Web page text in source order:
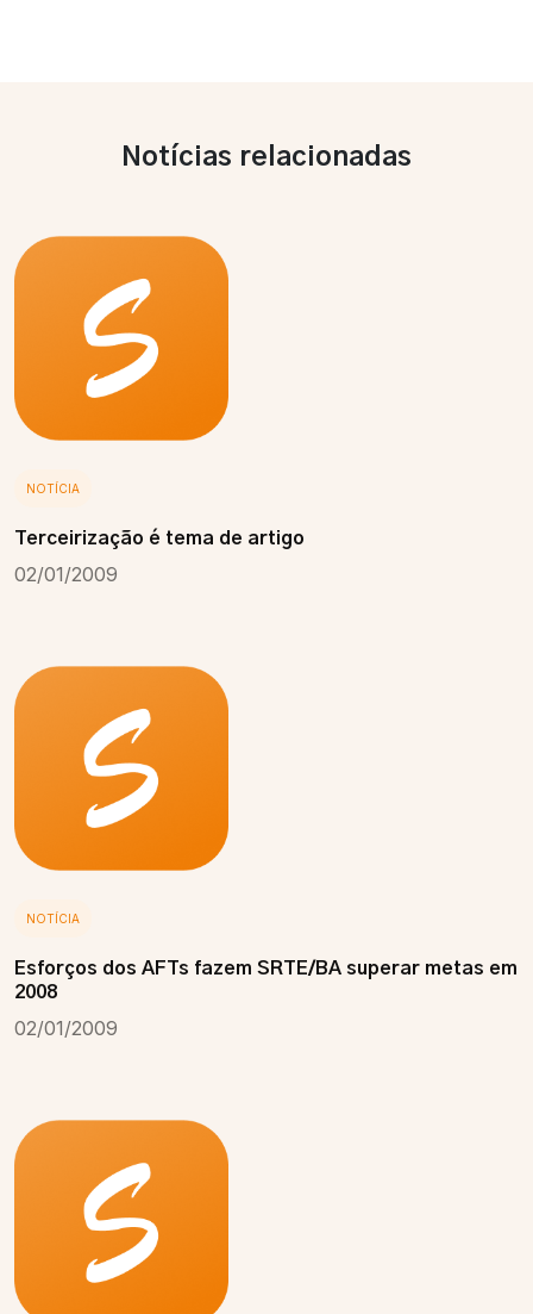
Notícias relacionadas
NOTÍCIA
Terceirização é tema de artigo
02/01/2009
NOTÍCIA
Esforços dos AFTs fazem SRTE/BA superar metas em
2008
02/01/2009